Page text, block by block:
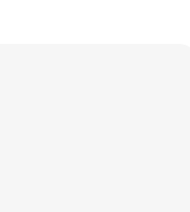
sadece rüzgâr enerjisiyle